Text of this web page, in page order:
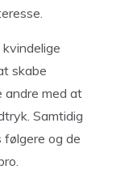
skabe
andre med at
Samtidig
følgere og de